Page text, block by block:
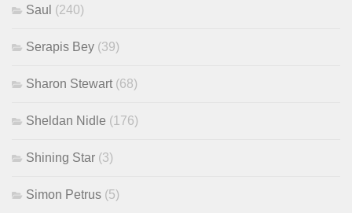
Saul (240)
Serapis Bey (39)
Sharon Stewart (68)
Sheldan Nidle (176)
Shining Star (3)
Simon Petrus (5)